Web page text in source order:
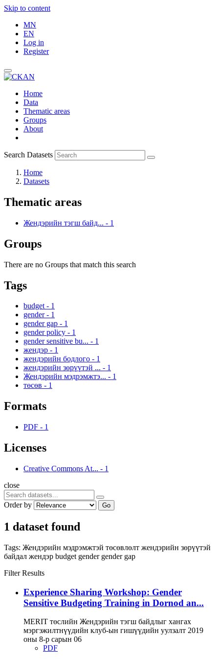
Skip to content
MN
EN
Log in
Register
Home
Data
Thematic areas
Groups
About
Search Datasets
Home
Datasets
Thematic areas
Жендэрийн тэгш байд... - 1
Groups
There are no Groups that match this search
Tags
budget - 1
gender - 1
gender gap - 1
gender policy - 1
gender sensitive bu... - 1
жендэр - 1
жендэрийн бодлого - 1
жендэрийн зөрүүтэй ... - 1
Жендэрийн мэдрэмжтэ... - 1
төсөв - 1
Formats
PDF - 1
Licenses
Creative Commons At... - 1
close
Order by Go
1 dataset found
Tags: Жендэрийн мэдрэмжтэй төсөвлөлт жендэрийн зөрүүтэй
байдал жендэр budget gender gender gap
Filter Results
Experience Sharing Workshop: Gender
Sensitive Budgeting Training in Dornod an...
MERIT төслийн Жендэрийн тэгш байдлыг хангах
мэргэжилтнүүдийн клуб-ын гишүүдийн уулзалт 2019
оны 8-р сарын 06
PDF